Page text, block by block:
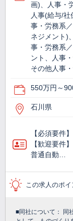
画)、人事・
人事(給与/
事・労務系
ネジメント)
事・労務系
ント、人事
その他人事
550万円～
石川県
【必須要件
【歓迎要件
普通自動…
この求人のポイ
■同社について： 同